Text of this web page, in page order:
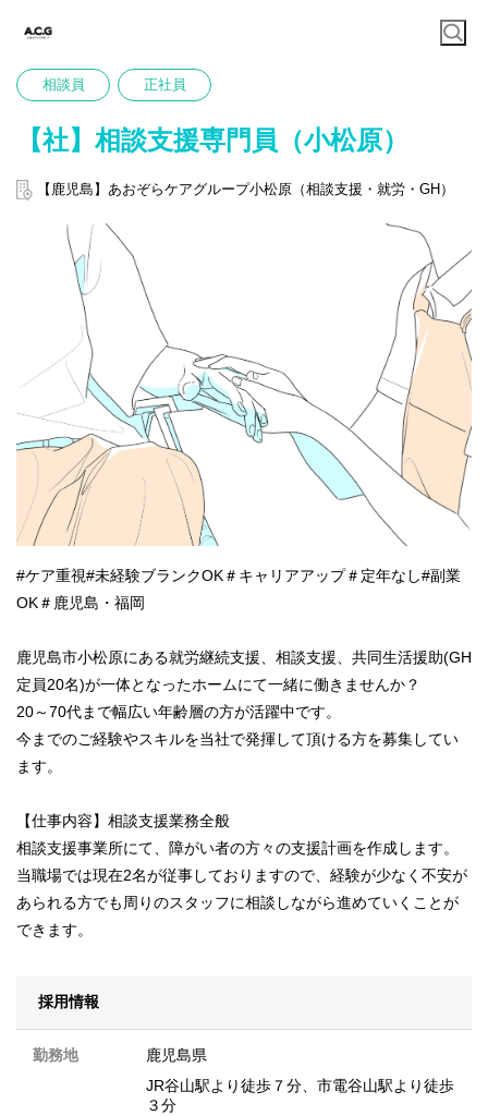
相談員 正社員
【社】相談支援専門員（小松原）
【鹿児島】あおぞらケアグループ小松原（相談支援・就労・GH）
#ケア重視#未経験ブランクOK＃キャリアアップ＃定年なし#副業
OK＃鹿児島・福岡
鹿児島市小松原にある就労継続支援、相談支援、共同生活援助(GH
定員20名)が一体となったホームにて一緒に働きませんか？
20～70代まで幅広い年齢層の方が活躍中です。
今までのご経験やスキルを当社で発揮して頂ける方を募集してい
ます。
【仕事内容】相談支援業務全般
相談支援事業所にて、障がい者の方々の支援計画を作成します。
当職場では現在2名が従事しておりますので、経験が少なく不安が
あられる方でも周りのスタッフに相談しながら進めていくことが
できます。
採用情報
勤務地
鹿児島県
JR谷山駅より徒歩７分、市電谷山駅より徒歩
３分